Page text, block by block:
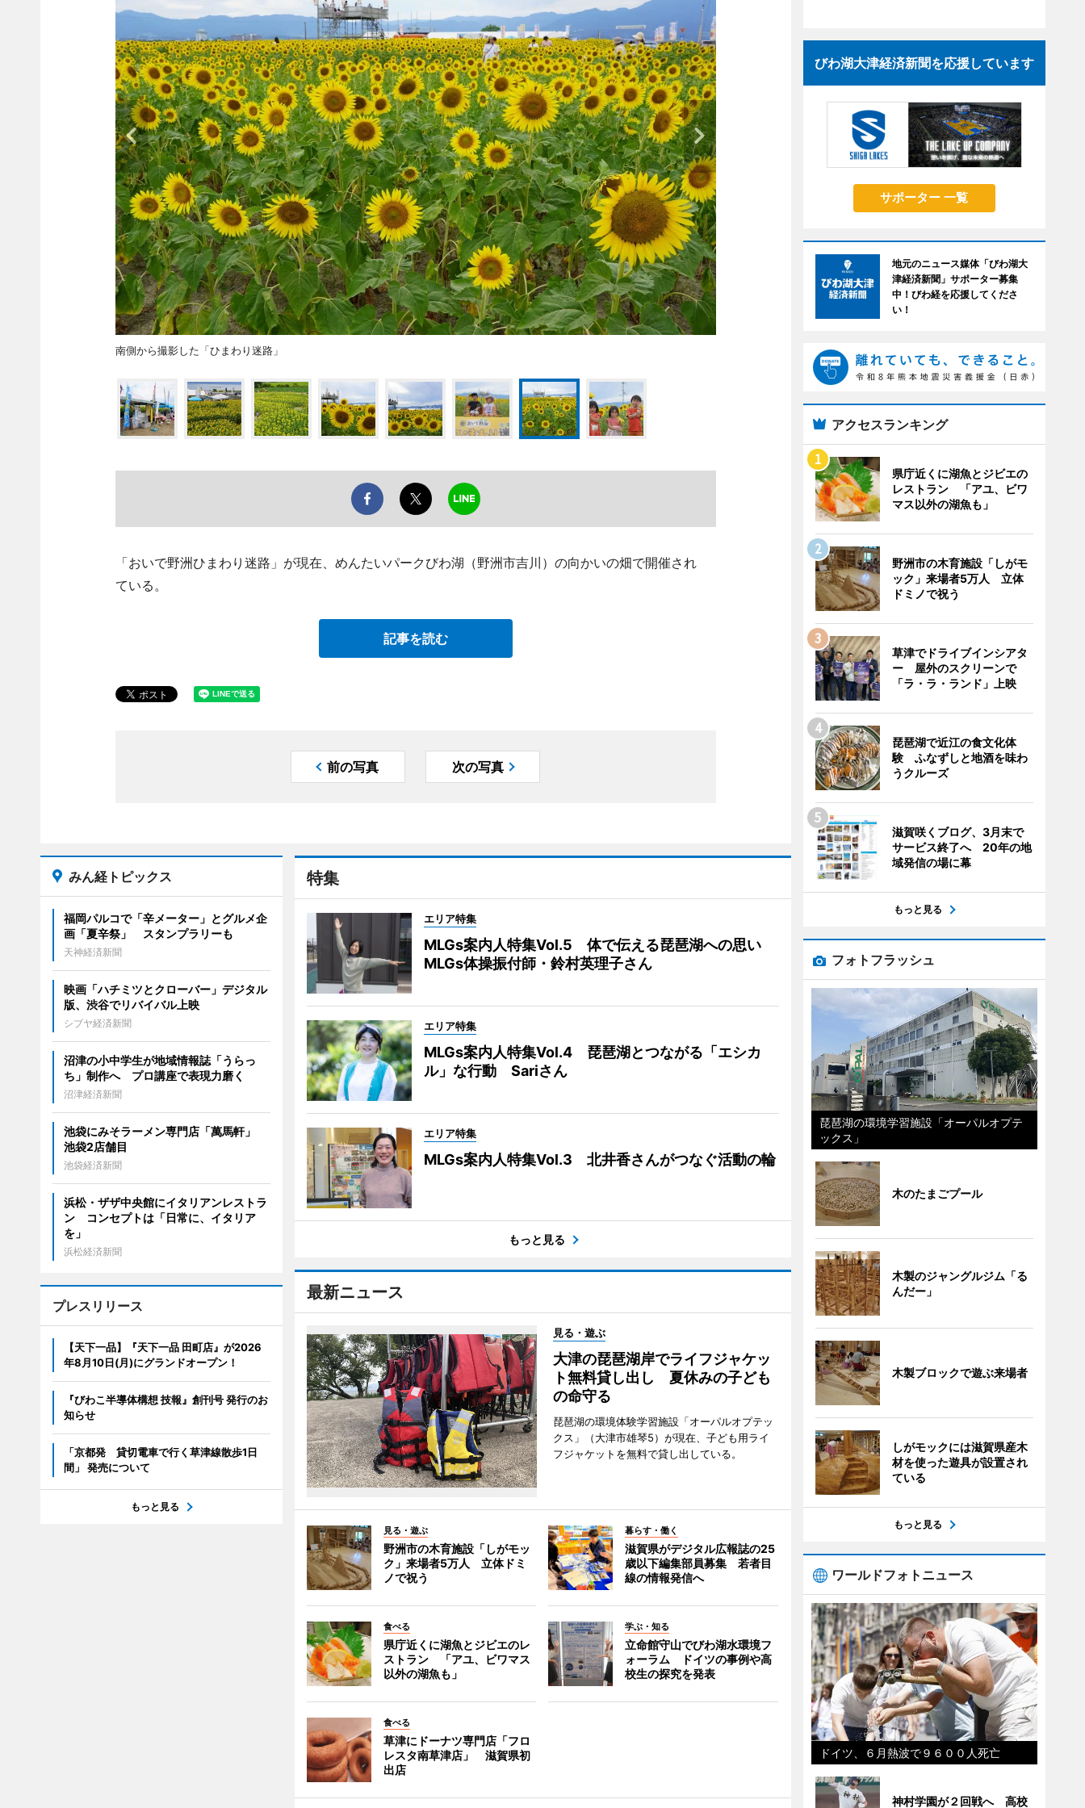
南側から撮影した「ひまわり迷路」
「おいで野洲ひまわり迷路」が現在、めんたいパークびわ湖（野洲市吉川）の向かいの畑で開催され
ている。
記事を読む
前の写真 次の写真
特集
エリア特集
MLGs案内人特集Vol.5 体で伝える琵琶湖への思い
MLGs体操振付師・鈴村英理子さん
エリア特集
MLGs案内人特集Vol.4 琵琶湖とつながる「エシカ
ル」な行動 Sariさん
エリア特集
MLGs案内人特集Vol.3 北井香さんがつなぐ活動の輪
もっと見る
最新ニュース
見る・遊ぶ
大津の琵琶湖岸でライフジャケッ
ト無料貸し出し 夏休みの子ども
の命守る
琵琶湖の環境体験学習施設「オーパルオプテッ
クス」（大津市雄琴5）が現在、子ども用ライ
フジャケットを無料で貸し出している。
見る・遊ぶ
野洲市の木育施設「しがモッ
ク」来場者5万人 立体ドミ
ノで祝う
暮らす・働く
滋賀県がデジタル広報誌の25
歳以下編集部員募集 若者目
線の情報発信へ
食べる
県庁近くに湖魚とジビエのレ
ストラン 「アユ、ビワマス
以外の湖魚も」
学ぶ・知る
立命館守山でびわ湖水環境フ
ォーラム ドイツの事例や高
校生の探究を発表
食べる
草津にドーナツ専門店「フロ
レスタ南草津店」 滋賀県初
出店
みん経トピックス
福岡パルコで「辛メーター」とグルメ企
画「夏辛祭」 スタンプラリーも
天神経済新聞
映画「ハチミツとクローバー」デジタル
版、渋谷でリバイバル上映
シブヤ経済新聞
沼津の小中学生が地域情報誌「うらっ
ち」制作へ プロ講座で表現力磨く
沼津経済新聞
池袋にみそラーメン専門店「萬馬軒」
池袋2店舗目
池袋経済新聞
浜松・ザザ中央館にイタリアンレストラ
ン コンセプトは「日常に、イタリア
を」
浜松経済新聞
プレスリリース
【天下一品】『天下一品 田町店』が2026
年8月10日(月)にグランドオープン！
『びわこ半導体構想 技報』創刊号 発行のお
知らせ
「京都発 貸切電車で行く草津線散歩1日
間」 発売について
もっと見る
びわ湖大津経済新聞を応援しています
サポーター 一覧
地元のニュース媒体「びわ湖大
津経済新聞」サポーター募集
中！びわ経を応援してくださ
い！
アクセスランキング
県庁近くに湖魚とジビエの
レストラン 「アユ、ビワ
マス以外の湖魚も」
野洲市の木育施設「しがモ
ック」来場者5万人 立体
ドミノで祝う
草津でドライブインシアタ
ー 屋外のスクリーンで
「ラ・ラ・ランド」上映
琵琶湖で近江の食文化体
験 ふなずしと地酒を味わ
うクルーズ
滋賀咲くブログ、3月末で
サービス終了へ 20年の地
域発信の場に幕
もっと見る
フォトフラッシュ
琵琶湖の環境学習施設「オーパルオプテ
ックス」
木のたまごプール
木製のジャングルジム「る
んだー」
木製ブロックで遊ぶ来場者
しがモックには滋賀県産木
材を使った遊具が設置され
ている
もっと見る
ワールドフォトニュース
ドイツ、６月熱波で９６００人死亡
神村学園が２回戦へ 高校